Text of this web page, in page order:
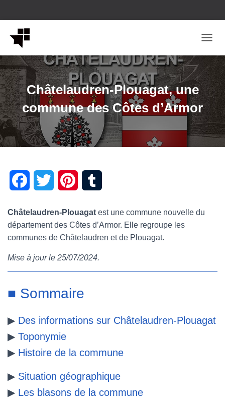
Châtelaudren-Plouagat, une
commune des Côtes d’Armor
e
b
o
k
t
t
r
n
t
e
e
s
m
b
Châtelaudren-Plouagat est une commune nouvelle du
département des Côtes d’Armor. Elle regroupe les
communes de Châtelaudren et de Plouagat.
Mise à jour le 25/07/2024.
■ Sommaire
▶ Des informations sur Châtelaudren-Plouagat
▶ Toponymie
▶ Histoire de la commune
▶ Situation géographique
▶ Les blasons de la commune